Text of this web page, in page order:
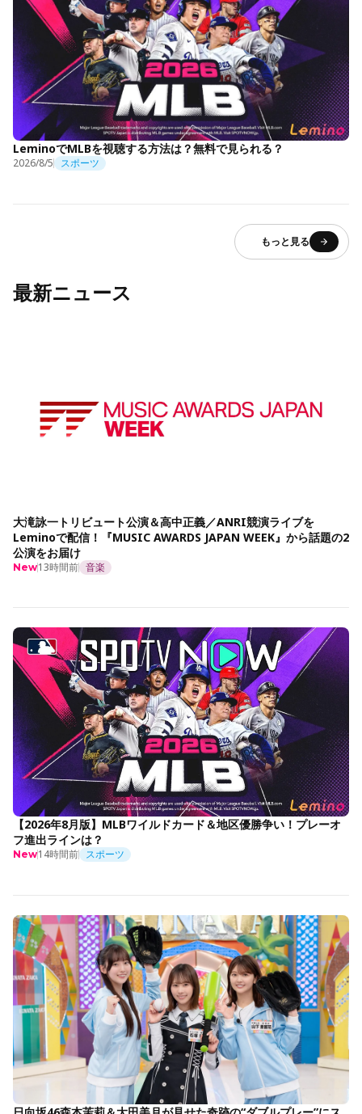
LeminoでMLBを視聴する方法は？無料で見られる？
2026/8/5 スポーツ
もっと見る
最新ニュース
大滝詠一トリビュート公演＆高中正義／ANRI競演ライブを
Leminoで配信！『MUSIC AWARDS JAPAN WEEK』から話題の2
公演をお届け
New13時間前 音楽
【2026年8月版】MLBワイルドカード＆地区優勝争い！プレーオ
フ進出ラインは？
New14時間前 スポーツ